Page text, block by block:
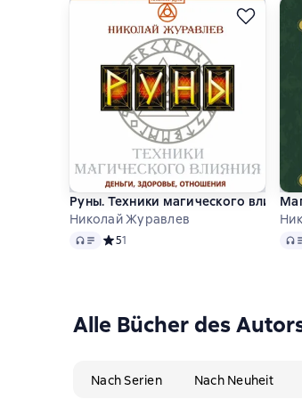
Руны. Техники магического
Николай Журавлев
Audio Средний рейтинг 5 на основе 1
51
Alle Bücher des
Nach Serien Nach Neuheit